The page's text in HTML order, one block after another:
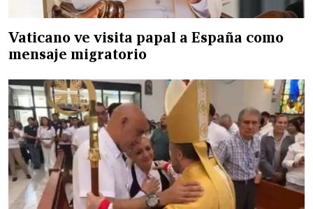
Vaticano ve visita papal a España como
mensaje migratorio